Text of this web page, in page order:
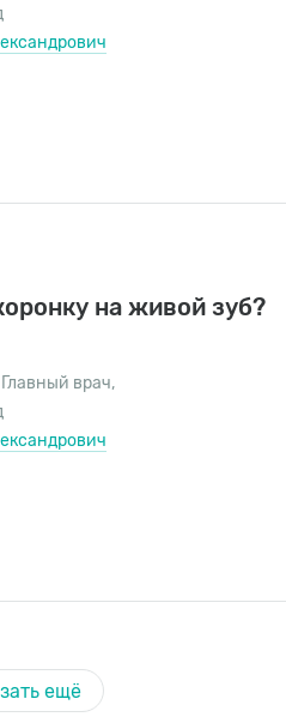
на живой зуб?
Главный врач,
ещё